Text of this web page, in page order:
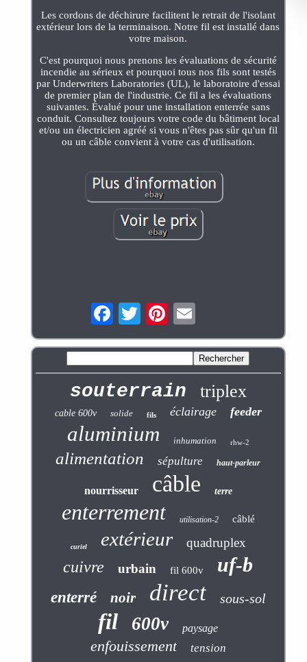
Les cordons de déchirure facilitent le retrait de l'isolant
extérieur lors de la terminaison. Notre fil est installé dans
votre maison.
C'est pourquoi nous prenons les évaluations de sécurité
incendie au sérieux et pourquoi tous nos fils sont testés
par Underwriters Laboratories (UL), le laboratoire d'essai
de premier plan de l'industrie. Ce fil a les évaluations
suivantes. Évalué pour une installation enterrée sans
conduit. Consultez toujours votre code du bâtiment local
et/ou un électricien agréé si vous n'êtes pas sûr qu'un fil
ou un câble convient à votre cas d'utilisation.
souterrain triplex
cable 600v solide fils éclairage feeder
aluminium inhumation rhw-2
alimentation sépulture haut-parleur
nourrisseur câble terre
enterrement utilisation-2 câblé
curiel extérieur quadruplex
cuivre urbain fil 600v uf-b
enterré noir direct sous-sol
fil 600v paysage
enfouissement tension